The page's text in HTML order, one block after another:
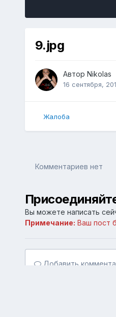
9.jpg
Автор Nikolas
16 сентября,
Жалоба
Комментариев нет
Вы можете написать
Примечание: Ваш пост
Добавить